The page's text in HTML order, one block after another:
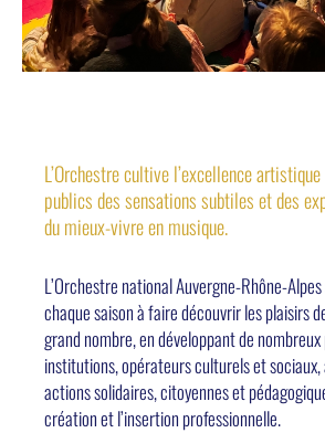
L’Orchestre cultive l’excellence
publics des sensations subtiles et des
du mieux-vivre en musique.
L’Orchestre national Auvergne-Rhône-
chaque saison à faire découvrir les plaisirs
grand nombre, en développant de
institutions, opérateurs culturels et
actions solidaires, citoyennes et
création et l’insertion professionnelle.